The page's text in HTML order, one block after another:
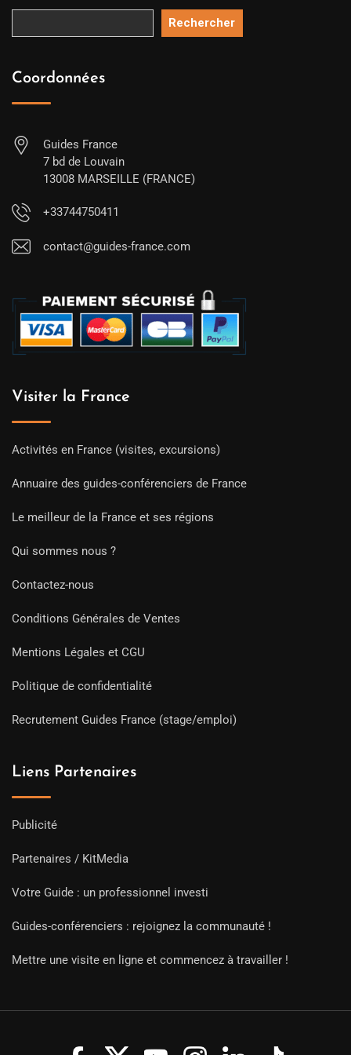
Rechercher
Coordonnées
Guides France
7 bd de Louvain
13008 MARSEILLE (FRANCE)
+33744750411
contact@guides-france.com
Visiter la France
Activités en France (visites, excursions)
Annuaire des guides-conférenciers de France
Le meilleur de la France et ses régions
Qui sommes nous ?
Contactez-nous
Conditions Générales de Ventes
Mentions Légales et CGU
Politique de confidentialité
Recrutement Guides France (stage/emploi)
Liens Partenaires
Publicité
Partenaires / KitMedia
Votre Guide : un professionnel investi
Guides-conférenciers : rejoignez la communauté !
Mettre une visite en ligne et commencez à travailler !